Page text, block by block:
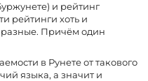
и рейтинг
рейтинги хоть и
разные. Причём один
в Рунете от такового
языка, а значит и